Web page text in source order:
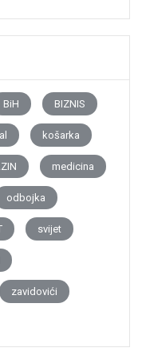
BiH BIZNIS
košarka
medicina
odbojka
svijet
zavidovići